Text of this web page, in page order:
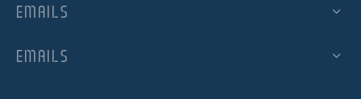
EMAILS
EMAILS